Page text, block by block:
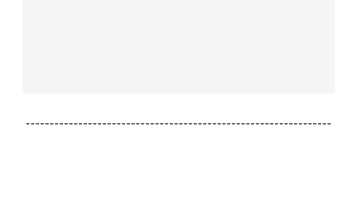
----------------------------------------------------------------